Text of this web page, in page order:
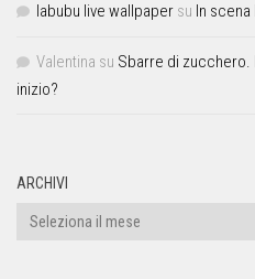
labubu live wallpaper su In scena
Valentina su Sbarre di zucchero.
inizio?
ARCHIVI